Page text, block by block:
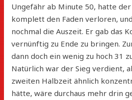
Ungefähr ab Minute 50, hatte der
komplett den Faden verloren,
nochmal die Auszeit. Er gab das
vernünftig zu Ende zu bringen.
dann doch ein wenig zu hoch 31
Natürlich war der Sieg verdient,
zweiten Halbzeit ähnlich
hätte, wäre durchaus mehr drin